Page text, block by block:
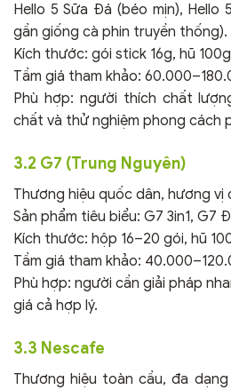
Hello 5 Sữa Đá (béo mịn), Hello
gần giống cà phin truyền thống).
Kích thước: gói stick 16g, hũ
Tầm giá tham khảo:
Phù hợp: người thích chất
chất và thử nghiệm phong cách
3.2 G7 (Trung Nguyên)
Thương hiệu quốc dân, hương vị
Sản phẩm tiêu biểu: G7 3in1, G7
Kích thước: hộp 16–20 gói, hũ
Tầm giá tham khảo:
Phù hợp: người cần giải pháp
giá cả hợp lý.
3.3 Nescafe
Thương hiệu toàn cầu, đa